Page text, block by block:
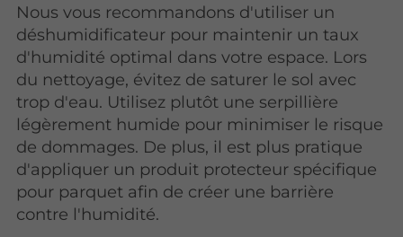
Nous vous recommandons d'utiliser un
déshumidificateur pour maintenir un taux
d'humidité optimal dans votre espace. Lors
du nettoyage, évitez de saturer le sol avec
trop d'eau. Utilisez plutôt une serpillière
légèrement humide pour minimiser le risque
de dommages. De plus, il est plus pratique
d'appliquer un produit protecteur spécifique
pour parquet afin de créer une barrière
contre l'humidité.